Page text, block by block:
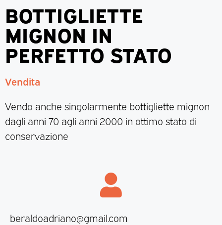
BOTTIGLIETTE
MIGNON IN
PERFETTO STATO
Vendita
Vendo anche singolarmente bottigliette mignon
dagli anni 70 agli anni 2000 in ottimo stato di
conservazione
beraldoadriano@gmail.com